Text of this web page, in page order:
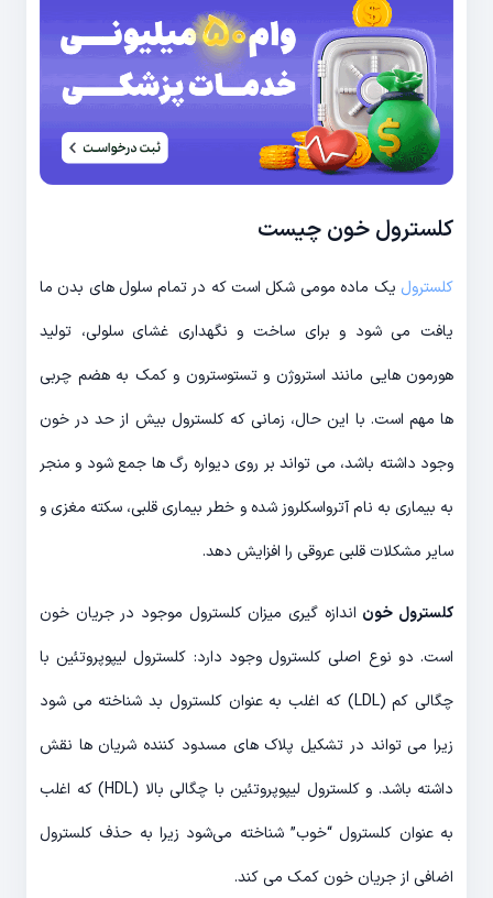
کلسترول خون چیست
کلسترول یک ماده مومی شکل است که در تمام سلول های بدن ما
یافت می شود و برای ساخت و نگهداری غشای سلولی، تولید
هورمون هایی مانند استروژن و تستوسترون و کمک به هضم چربی
ها مهم است. با این حال، زمانی که کلسترول بیش از حد در خون
وجود داشته باشد، می تواند بر روی دیواره رگ ها جمع شود و منجر
به بیماری به نام آترواسکلروز شده و خطر بیماری قلبی، سکته مغزی و
سایر مشکلات قلبی عروقی را افزایش دهد.
کلسترول خون اندازه گیری میزان کلسترول موجود در جریان خون
است. دو نوع اصلی کلسترول وجود دارد: کلسترول لیپوپروتئین با
چگالی کم (LDL) که اغلب به عنوان کلسترول بد شناخته می شود
زیرا می تواند در تشکیل پلاک های مسدود کننده شریان ها نقش
داشته باشد. و کلسترول لیپوپروتئین با چگالی بالا (HDL) که اغلب
به عنوان کلسترول “خوب” شناخته می‌شود زیرا به حذف کلسترول
اضافی از جریان خون کمک می کند.